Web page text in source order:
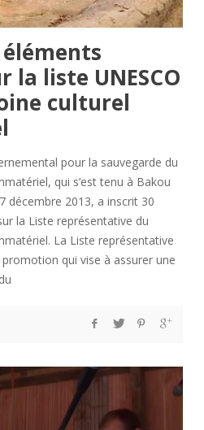
la liste UNESCO
culturel
pour la sauvegarde du
qui s’est tenu à Bakou
décembre 2013, a inscrit 30
la Liste représentative du
La Liste représentative
qui vise à assurer une